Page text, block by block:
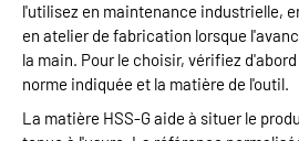
l'utilisez en maintenance industrielle,
en atelier de fabrication lorsque
la main. Pour le choisir, vérifiez
norme indiquée et la matière de l'outil.
La matière HSS-G aide à situer le